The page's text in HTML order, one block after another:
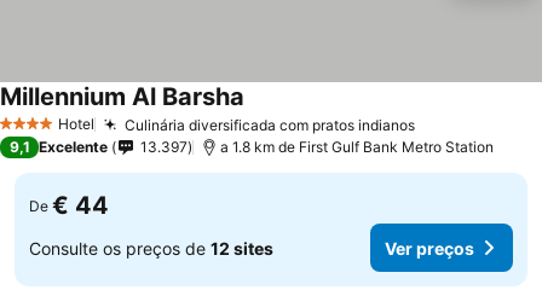
4 EstrelasHotel Culinária diversificada com pratos indianos
Millennium Al Barsha
9,1 Excelente 13.397 a 1.8 km de First Gulf Bank Metro Station
De € 44
Consulte os preços de 12 sites Ver preços